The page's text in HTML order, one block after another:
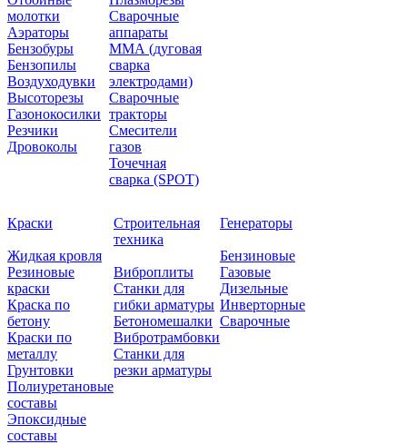
молотки
Аэраторы
Бензобуры
Бензопилы
Воздуходувки
Высоторезы
Газонокосилки
Резчики
Дровоколы
Сварочные
аппараты
ММА (дуговая
сварка
электродами)
Сварочные
тракторы
Смесители
газов
Точечная
сварка (SPOT)
Краски
Жидкая кровля
Резиновые
краски
Краска по
бетону
Краски по
металлу
Грунтовки
Полиуретановые
составы
Эпоксидные
составы
Строительная
техника
Виброплиты
Станки для
гибки арматуры
Бетономешалки
Вибротрамбовки
Станки для
резки арматуры
Генераторы
Бензиновые
Газовые
Дизельные
Инверторные
Сварочные